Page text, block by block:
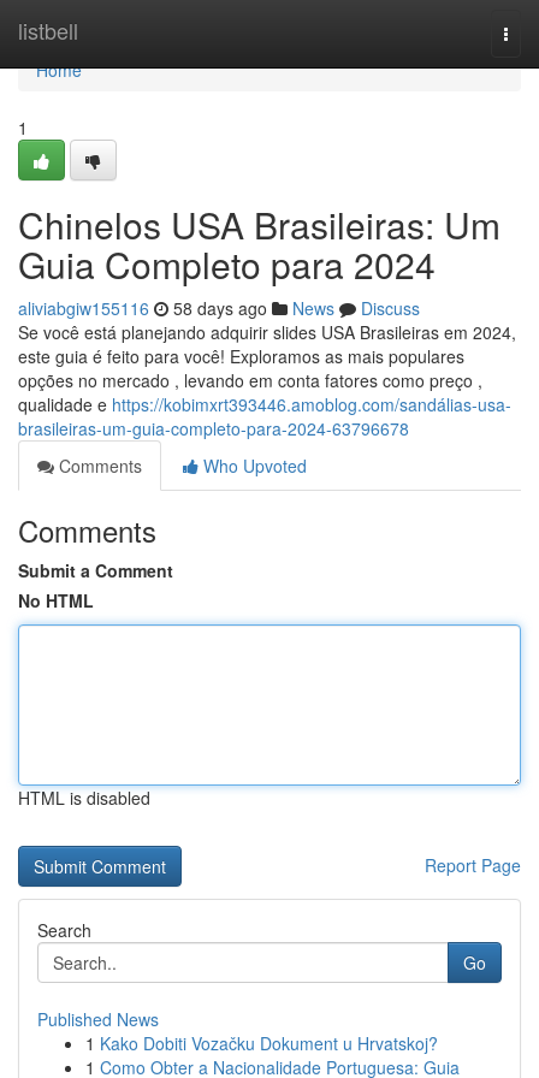
listbell
Home
Home
1
Chinelos USA Brasileiras: Um
Guia Completo para 2024
aliviabgiw155116 58 days ago News
Discuss
Se você está planejando adquirir slides USA Brasileiras em 2024,
este guia é feito para você! Exploramos as mais populares
opções no mercado , levando em conta fatores como preço ,
qualidade e https://kobimxrt393446.amoblog.com/sandálias-usa-
brasileiras-um-guia-completo-para-2024-63796678
Comments
Who Upvoted
Comments
Submit a Comment
No HTML
HTML is disabled
Report Page
Search
Go
Published News
1 Kako Dobiti Vozačku Dokument u Hrvatskoj?
1 Como Obter a Nacionalidade Portuguesa: Guia